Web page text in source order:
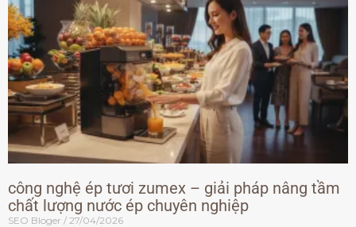
công nghệ ép tươi zumex – giải pháp nâng tầm
chất lượng nước ép chuyên nghiệp
SEO Bloger 27/04/2026